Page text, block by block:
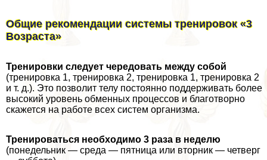
Общие рекомендации системы тренировок «3
Возраста»
Тренировки следует чередовать между собой
(тренировка 1, тренировка 2, тренировка 1, тренировка 2
и т. д.). Это позволит телу постоянно поддерживать более
высокий уровень обменных процессов и благотворно
скажется на работе всех систем организма.
Тренироваться необходимо 3 раза в неделю
(понедельник — среда — пятница или вторник — четверг